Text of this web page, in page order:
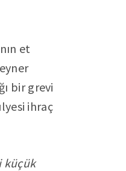
et
bir grevi
ihraç
küçük